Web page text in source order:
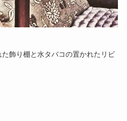
飾り棚と水タバコの置かれたリビ